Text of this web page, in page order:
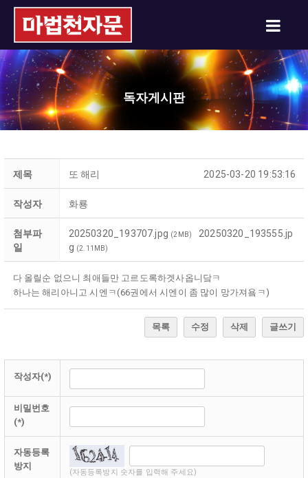
독자게시판
제목 또 해리 2025-03-20 19:53:16
작성자 화룡
첨부파
일
20250320_193707.jpg (2MB)
20250320_193555.jp
g (2.11MB)
다 올릴순 없으니 최애들만 고르도록하겟사옵니닼ㅋ
하나는 해리아니고 시엔ㅋ(66권에서 시엔이 좀 많이 망가져욬ㅋ)
목록 수정 삭제 글쓰기
작성자(*)
비밀번호
(*)
자동등록
방지
(자동등록방지 숫자를 입력해 주세요)